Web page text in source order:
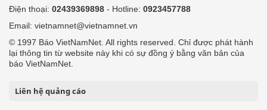
Điện thoại: 02439369898 - Hotline: 0923457788
Email: vietnamnet@vietnamnet.vn
© 1997 Báo VietNamNet. All rights reserved. Chỉ được phát hành
lại thông tin từ website này khi có sự đồng ý bằng văn bản của
báo VietNamNet.
Liên hệ quảng cáo